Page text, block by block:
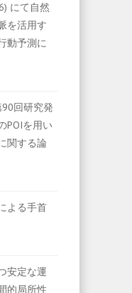
にて自然
を活用す
動予測に
回研究発
POIを用い
関する論
よる手首
安定な運
的局所性